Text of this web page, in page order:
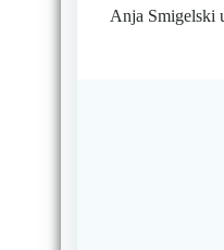
Anja Smigelski